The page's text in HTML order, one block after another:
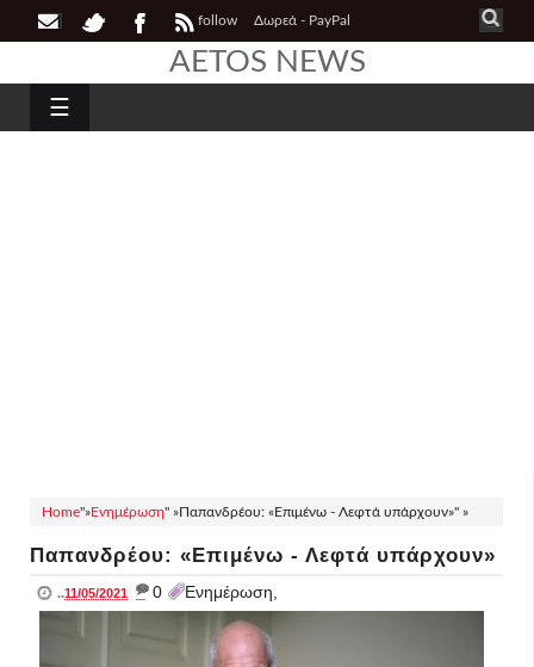
follow Δωρεά - PayPal
AETOS NEWS
☰
Home"»Ενημέρωση" »Παπανδρέου: «Επιμένω - Λεφτά υπάρχουν»" »
Παπανδρέου: «Επιμένω - Λεφτά υπάρχουν»
..11/05/2021 _ 0 Ενημέρωση,